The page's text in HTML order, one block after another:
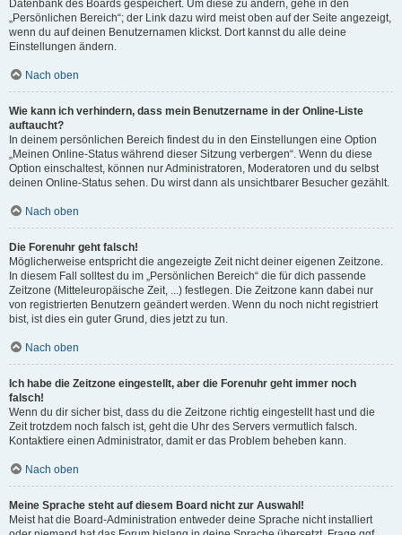
Datenbank des Boards gespeichert. Um diese zu ändern, gehe in den
„Persönlichen Bereich“; der Link dazu wird meist oben auf der Seite angezeigt,
wenn du auf deinen Benutzernamen klickst. Dort kannst du alle deine
Einstellungen ändern.
Nach oben
Wie kann ich verhindern, dass mein Benutzername in der Online-Liste
auftaucht?
In deinem persönlichen Bereich findest du in den Einstellungen eine Option
„Meinen Online-Status während dieser Sitzung verbergen“. Wenn du diese
Option einschaltest, können nur Administratoren, Moderatoren und du selbst
deinen Online-Status sehen. Du wirst dann als unsichtbarer Besucher gezählt.
Nach oben
Die Forenuhr geht falsch!
Möglicherweise entspricht die angezeigte Zeit nicht deiner eigenen Zeitzone.
In diesem Fall solltest du im „Persönlichen Bereich“ die für dich passende
Zeitzone (Mitteleuropäische Zeit, ...) festlegen. Die Zeitzone kann dabei nur
von registrierten Benutzern geändert werden. Wenn du noch nicht registriert
bist, ist dies ein guter Grund, dies jetzt zu tun.
Nach oben
Ich habe die Zeitzone eingestellt, aber die Forenuhr geht immer noch
falsch!
Wenn du dir sicher bist, dass du die Zeitzone richtig eingestellt hast und die
Zeit trotzdem noch falsch ist, geht die Uhr des Servers vermutlich falsch.
Kontaktiere einen Administrator, damit er das Problem beheben kann.
Nach oben
Meine Sprache steht auf diesem Board nicht zur Auswahl!
Meist hat die Board-Administration entweder deine Sprache nicht installiert